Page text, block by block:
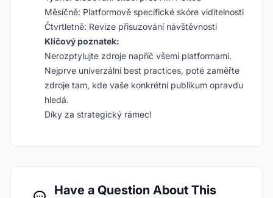
Měsíčně: Platformově specifické skóre viditelnosti
Čtvrtletně: Revize přisuzování návštěvnosti
Klíčový poznatek:
Nerozptylujte zdroje napříč všemi platformami.
Nejprve univerzální best practices, poté zaměřte
zdroje tam, kde vaše konkrétní publikum opravdu
hledá.
Díky za strategický rámec!
Have a Question About This